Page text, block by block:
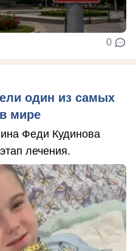
0
один из самых
мире
Феди Кудинова
лечения.